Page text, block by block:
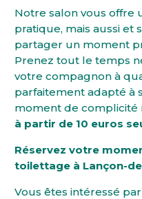
Notre salon vous offre
pratique, mais aussi et
partager un moment
Prenez tout le temps
votre compagnon à
parfaitement adapté à
moment de complicité
à partir de 10 euros
Réservez votre
toilettage à Lançon-
Vous êtes intéressé